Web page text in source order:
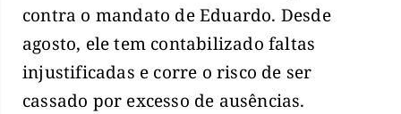
contra o mandato de Eduardo. Desde
agosto, ele tem contabilizado faltas
injustificadas e corre o risco de ser
cassado por excesso de ausências.